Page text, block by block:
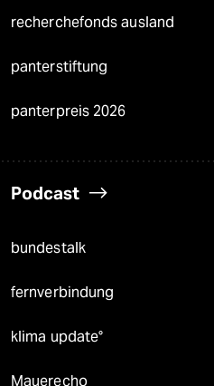
recherchefonds ausland
panterstiftung
panterpreis 2026
Podcast
bundestalk
fernverbindung
klima update°
Mauerecho